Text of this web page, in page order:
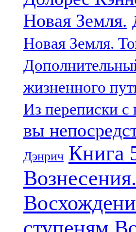
Новая Земля.
Новая Земля.
жизненного
Из переписки
вы
Дэнрич Книга